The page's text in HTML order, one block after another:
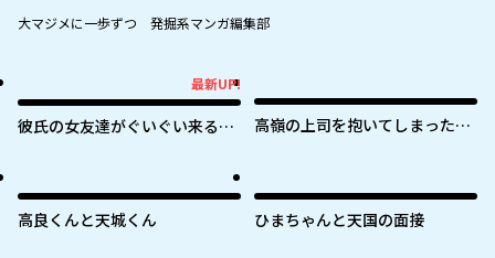
大マジメに一歩ずつ 発掘系マンガ編集部
最新UP!
彼氏の女友達がぐいぐい来る
高嶺の上司を抱いてしまった部
高良くんと天城くん ひまちゃんと天国の面接